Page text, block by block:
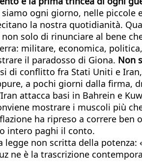
ogni giorno, nelle
la nostra quotidianità.
solo di rinunciare al bene
militare, economica,
il paradosso di Giona. Non
di conflitto fra Stati Uniti e
a pochi giorni dalla
attacca basi in Bahrein e
mostrare i muscoli più
ha ripreso a correre
intero paghi il conto.
non scritta della
ne è la trascrizione